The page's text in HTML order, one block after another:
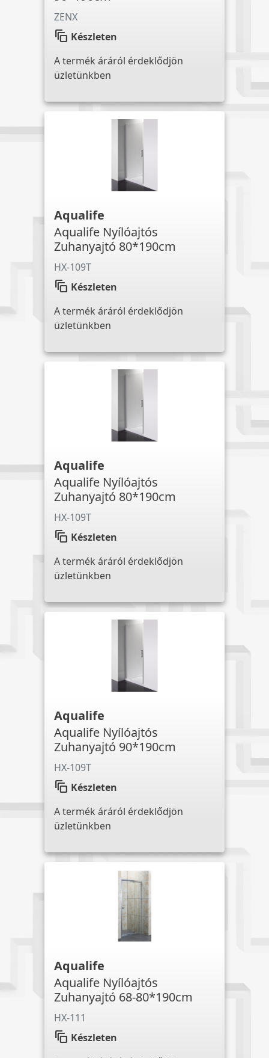
ZENX
auto_awesome_motion Készleten
A termék áráról érdeklődjön
üzletünkben
Aqualife
Aqualife Nyílóajtós
Zuhanyajtó 80*190cm
HX-109T
auto_awesome_motion Készleten
A termék áráról érdeklődjön
üzletünkben
Aqualife
Aqualife Nyílóajtós
Zuhanyajtó 80*190cm
HX-109T
auto_awesome_motion Készleten
A termék áráról érdeklődjön
üzletünkben
Aqualife
Aqualife Nyílóajtós
Zuhanyajtó 90*190cm
HX-109T
auto_awesome_motion Készleten
A termék áráról érdeklődjön
üzletünkben
Aqualife
Aqualife Nyílóajtós
Zuhanyajtó 68-80*190cm
HX-111
auto_awesome_motion Készleten